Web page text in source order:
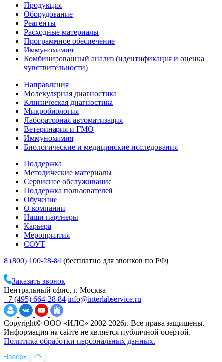
Продукция
Оборудование
Реагенты
Расходные материалы
Программное обеспечение
Иммунохимия
Комбинированный анализ (идентификация и оценка
чувствительности)
Направления
Молекулярная диагностика
Клиническая диагностика
Микробиология
Лабораторная автоматизация
Ветеринария и ГМО
Иммунохимия
Биологические и медицинские исследования
Поддержка
Методические материалы
Сервисное обслуживание
Поддержка пользователей
Обучение
О компании
Наши партнеры
Карьера
Мероприятия
СОУТ
8 (800) 100-28-84 (бесплатно для звонков по РФ)
Заказать звонок
Центральный офис, г. Москва
+7 (495) 664-28-84 info@interlabservice.ru
Copyright© ООО «ИЛС» 2002-2026г. Все права защищены.
Информация на сайте не является публичной офертой.
Политика обработки персональных данных.